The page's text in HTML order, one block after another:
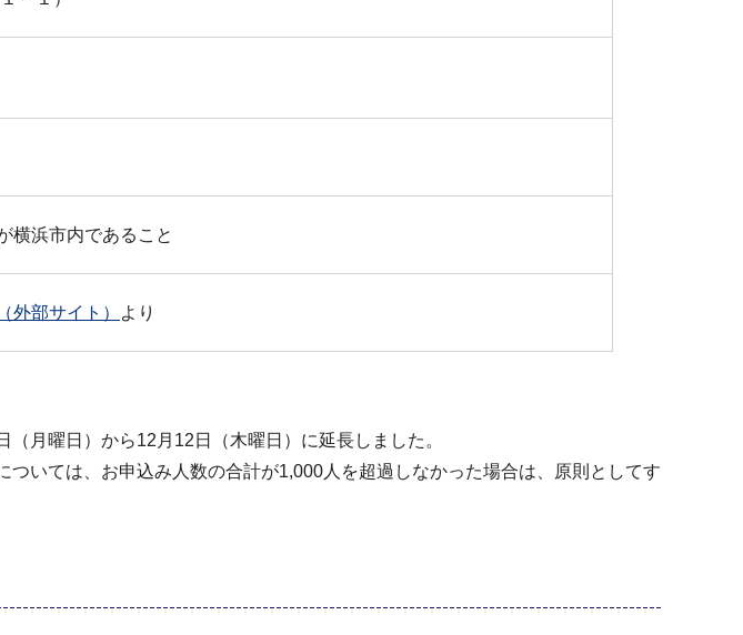
横浜市内であること
外部サイト） より
月曜日）から12月12日（木曜日）に延長しました。
いては、お申込み人数の合計が1,000人を超過しなかった場合は、原則としてす